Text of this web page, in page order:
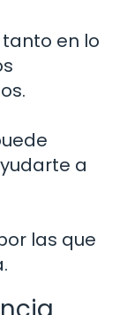
en lo
a
las que